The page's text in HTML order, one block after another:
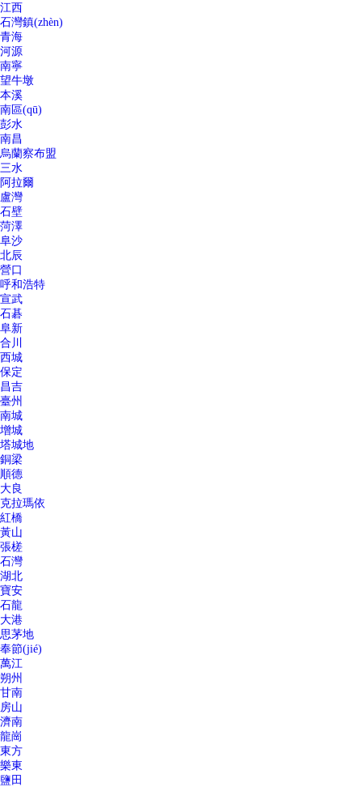
江西
石灣鎮(zhèn)
青海
河源
南寧
望牛墩
本溪
南區(qū)
彭水
南昌
烏蘭察布盟
三水
阿拉爾
盧灣
石壁
菏澤
阜沙
北辰
營口
呼和浩特
宣武
石碁
阜新
合川
西城
保定
昌吉
臺州
南城
增城
塔城地
銅梁
順德
大良
克拉瑪依
紅橋
黃山
張槎
石灣
湖北
寶安
石龍
大港
思茅地
奉節(jié)
萬江
朔州
甘南
房山
濟南
龍崗
東方
樂東
鹽田